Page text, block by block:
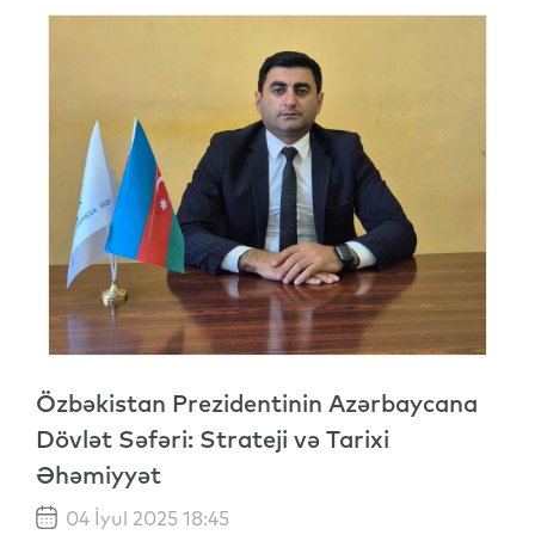
Özbəkistan Prezidentinin Azərbaycana
Dövlət Səfəri: Strateji və Tarixi
Əhəmiyyət
04 İyul 2025 18:45